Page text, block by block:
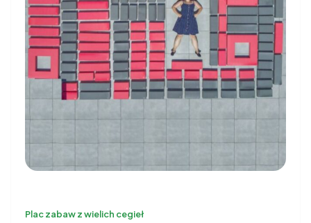
Plac zabaw z wielich cegieł